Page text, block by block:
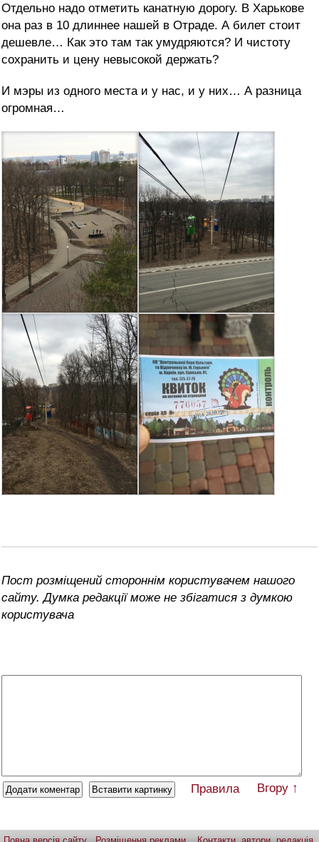
Отдельно надо отметить канатную дорогу. В Харькове
она раз в 10 длиннее нашей в Отраде. А билет стоит
дешевле… Как это там так умудряются? И чистоту
сохранить и цену невысокой держать?
И мэры из одного места и у нас, и у них… А разница
огромная…
Пост розміщений стороннім користувачем нашого
сайту. Думка редакції може не збігатися з думкою
користувача
Правила Вгору ↑